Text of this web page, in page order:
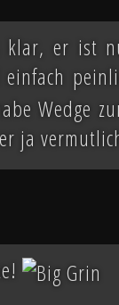
auch
klar, er ist
Wedge
ja